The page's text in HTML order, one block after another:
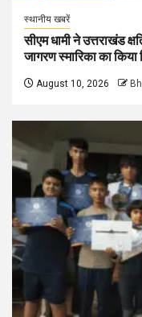
स्थानीय खबरें
सीएम धामी ने उत्तराखंड
जागरण स्मारिका का किया
August 10, 2026